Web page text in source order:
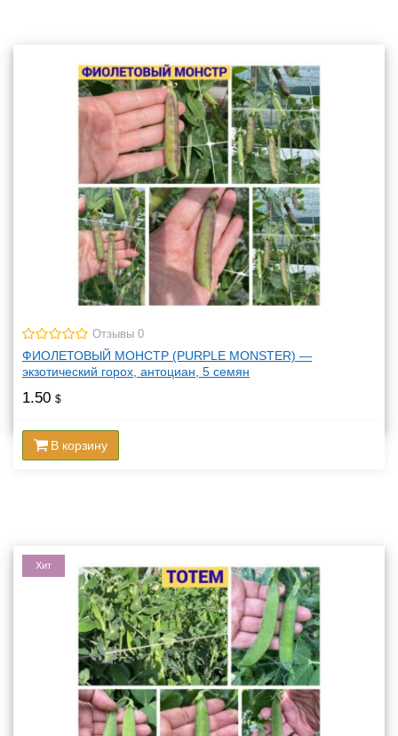
Отзывы 0
ФИОЛЕТОВЫЙ МОНСТР (PURPLE MONSTER) —
экзотический горох, антоциан, 5 семян
1.50 $
В корзину
Хит